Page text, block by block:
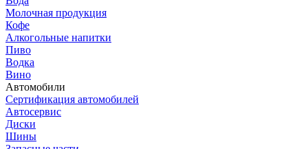
Молочная продукция
Кофе
Алкогольные напитки
Пиво
Водка
Вино
Автомобили
Сертификация автомобилей
Автосервис
Диски
Шины